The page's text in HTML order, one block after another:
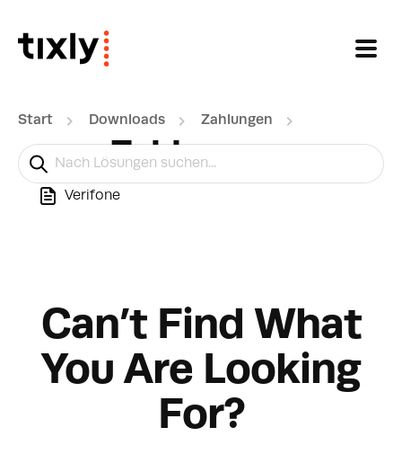
Start Downloads Zahlungen
Zahlungen
Verifone
Can’t Find What
You Are Looking
For?